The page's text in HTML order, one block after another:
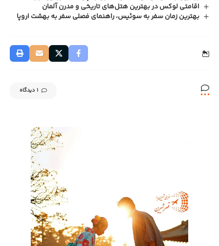
اقامتی لوکس در بهترین هتل‌های تاریخی و مدرن آلمان
بهترین زمان سفر به سوئیس، راهنمای فصلی سفر به بهشت اروپا
1 دیدگاه